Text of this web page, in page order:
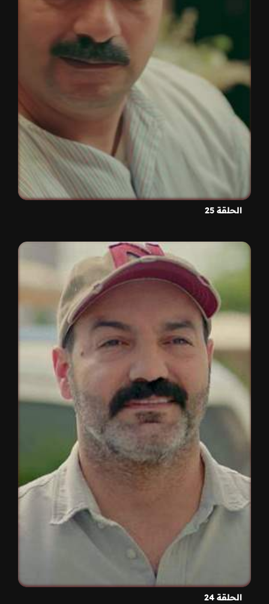
الحلقة 25
الحلقة 24